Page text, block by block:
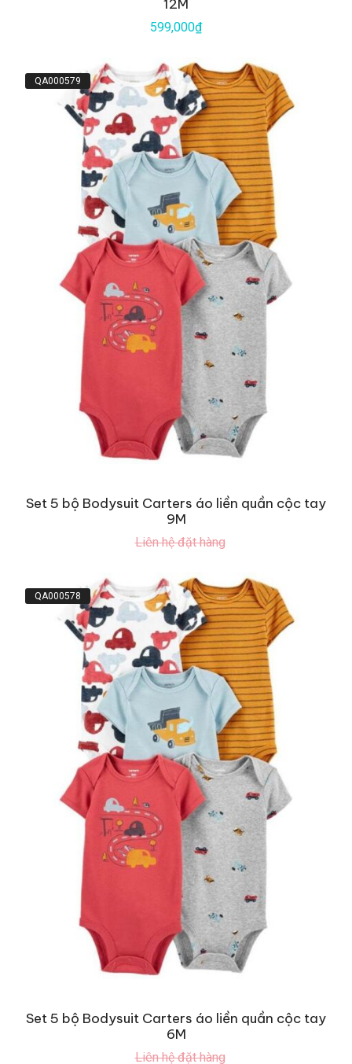
12M
599,000₫
QA000579
Set 5 bộ Bodysuit Carters áo liền quần cộc tay
9M
Liên hệ đặt hàng
QA000578
Set 5 bộ Bodysuit Carters áo liền quần cộc tay
6M
Liên hệ đặt hàng